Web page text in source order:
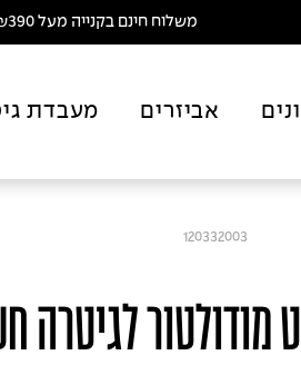
משלוח חינם בקנייה מעל ₪390
אביזרים מעבדת
120332003
מודולטור לגיטרה